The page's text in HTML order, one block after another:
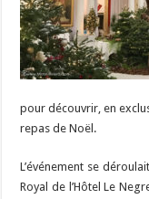
pour découvrir, en
repas de Noël.
L’événement se
Royal de l’Hôtel Le